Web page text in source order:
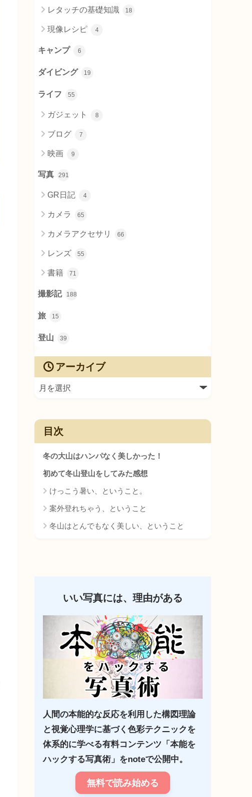
レタッチの基礎知識 18
現像レシピ 4
キャンプ 6
ダイビング 19
ライフ 55
ガジェット 8
ブログ 7
映画 9
写真 291
GR日記 4
カメラ 65
カメラアクセサリ 66
レンズ 55
書籍 71
撮影記 188
旅 15
登山 39
アーカイブ
目次
冬の大山はハンパなく美しかった！
初めて冬山登山をしてみた感想
けっこう暑い、ということ。
案外登れちゃう、ということ
冬山はとんでもなく美しい、ということ
いい写真には、理由がある
人間の本能的な反応を利用した構図理論
と視覚心理学に基づく色彩テクニックを
体系的に学べる有料コンテンツ「本能を
ハックする写真術」をnoteで公開中。
無料で読み始める